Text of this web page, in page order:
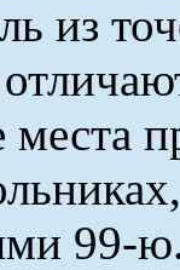
из
места
99-